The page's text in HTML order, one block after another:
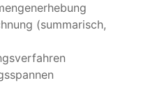
(summarisch,